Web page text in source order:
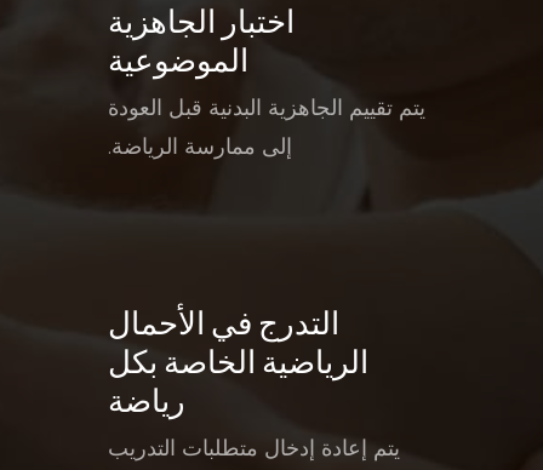
اختبار الجاهزية
الموضوعية
يتم تقييم الجاهزية البدنية قبل العودة
إلى ممارسة الرياضة.
التدرج في الأحمال
الرياضية الخاصة بكل
رياضة
يتم إعادة إدخال متطلبات التدريب